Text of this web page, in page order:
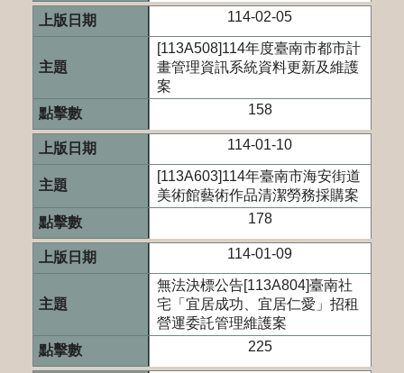
114-02-05
[113A508]114年度臺南市都市計
畫管理資訊系統資料更新及維護
案
158
114-01-10
[113A603]114年臺南市海安街道
美術館藝術作品清潔勞務採購案
178
114-01-09
無法決標公告[113A804]臺南社
宅「宜居成功、宜居仁愛」招租
營運委託管理維護案
225